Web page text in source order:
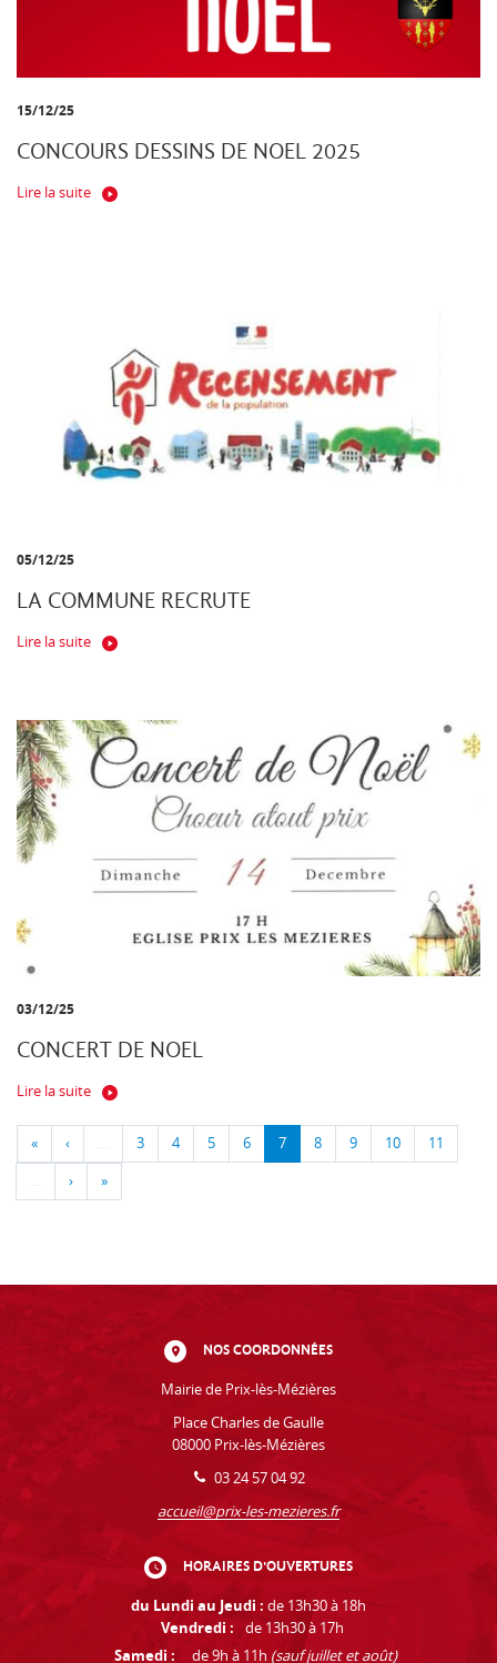
15/12/25
CONCOURS DESSINS DE NOEL 2025
Lire la suite
05/12/25
LA COMMUNE RECRUTE
Lire la suite
03/12/25
CONCERT DE NOEL
Lire la suite
« ‹ … 3 4 5 6 7 8 9 10 11
… › »
NOS COORDONNÉES
Mairie de Prix-lès-Mézières
Place Charles de Gaulle
08000 Prix-lès-Mézières
03 24 57 04 92
accueil@prix-les-mezieres.fr
HORAIRES D'OUVERTURES
du Lundi au Jeudi : de 13h30 à 18h
Vendredi :
de 13h30 à 17h
Samedi :
de 9h à 11h (sauf juillet et août)